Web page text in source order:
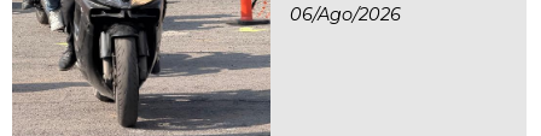
06/ago/2026